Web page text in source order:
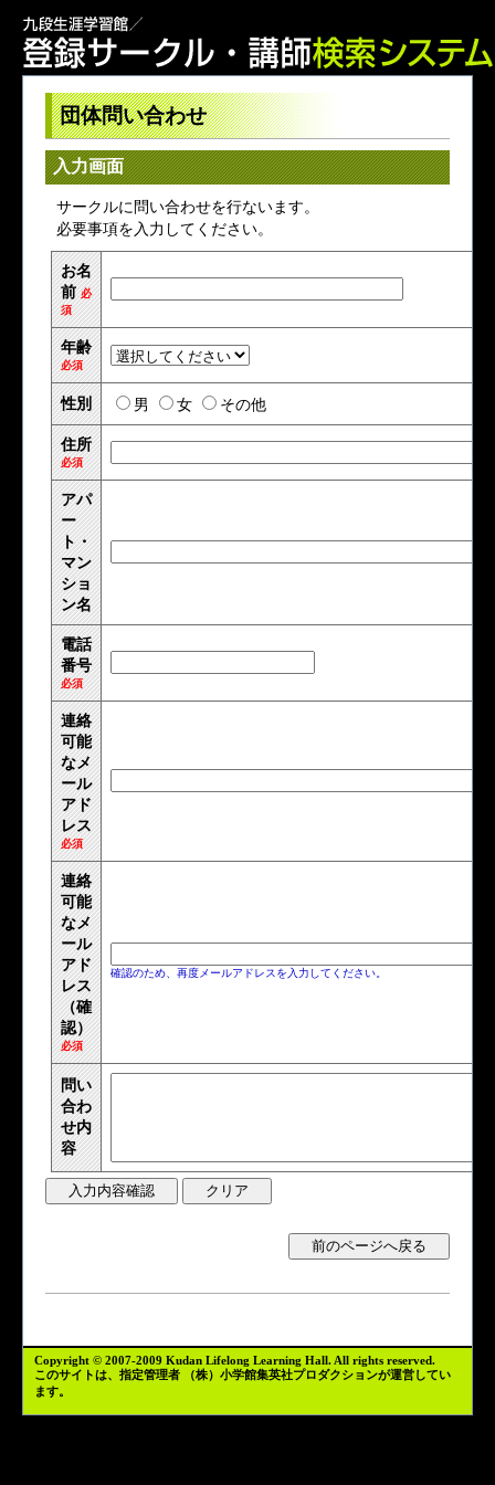
団体問い合わせ
入力画面
サークルに問い合わせを行ないます。
必要事項を入力してください。
お名
前必
須
年齢
必須
性別 男 女 その他
住所
必須
アパ
ー
ト・
マン
ショ
ン名
電話
番号
必須
連絡
可能
なメ
ール
アド
レス
必須
連絡
可能
なメ
ール
アド
レス
（確
認）
必須
確認のため、再度メールアドレスを入力してください。
問い
合わ
せ内
容
Copyright © 2007-2009 Kudan Lifelong Learning Hall. All rights reserved.
このサイトは、指定管理者
（株）小学館集英社プロダクションが運営してい
ます。